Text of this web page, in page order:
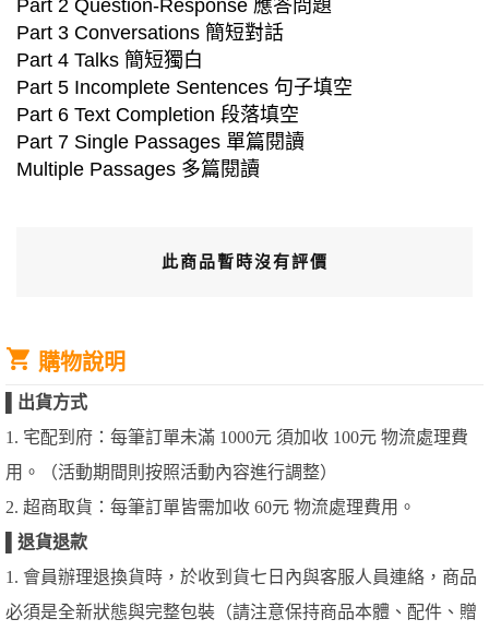
Part 2 Question-Response 應答問題
Part 3 Conversations 簡短對話
Part 4 Talks 簡短獨白
Part 5 Incomplete Sentences 句子填空
Part 6 Text Completion 段落填空
Part 7 Single Passages 單篇閱讀
Multiple Passages 多篇閱讀
此商品暫時沒有評價
購物說明
出貨方式
1. 宅配到府：每筆訂單未滿 1000元 須加收 100元 物流處理費
用。（活動期間則按照活動內容進行調整）
2. 超商取貨：每筆訂單皆需加收 60元 物流處理費用。
退貨退款
1. 會員辦理退換貨時，於收到貨七日內與客服人員連絡，商品
必須是全新狀態與完整包裝（請注意保持商品本體、配件、贈